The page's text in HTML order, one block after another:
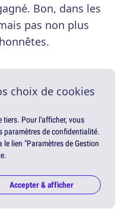
Bon, dans les
pas non plus
choix de cookies
tiers. Pour l'afficher, vous
paramètres de confidentialité.
lien "Paramètres de Gestion
Accepter & afficher